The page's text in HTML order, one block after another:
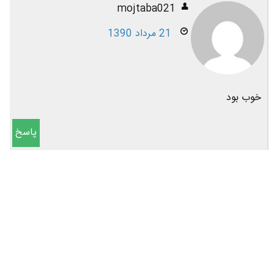
mojtaba021
21 مرداد 1390
خوب بود
پاسخ